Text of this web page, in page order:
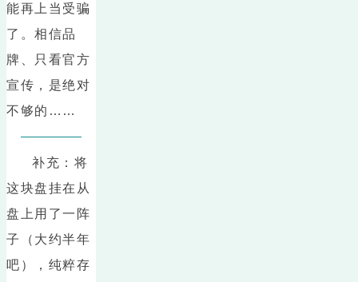
能再上当受骗
了。相信品
牌、只看官方
宣传，是绝对
不够的……
补充：将
这块盘挂在从
盘上用了一阵
子（大约半年
吧），纯粹存